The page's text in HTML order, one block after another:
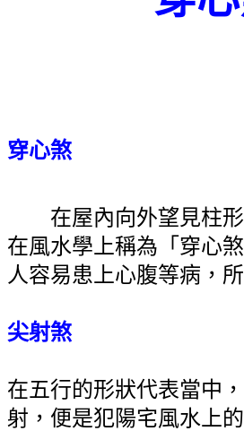
穿心煞
在屋內向外望見柱形
在風水學上稱為「穿心
人容易患上心腹等病，
尖射煞
在五行的形狀代表當中
射，便是犯陽宅風水上